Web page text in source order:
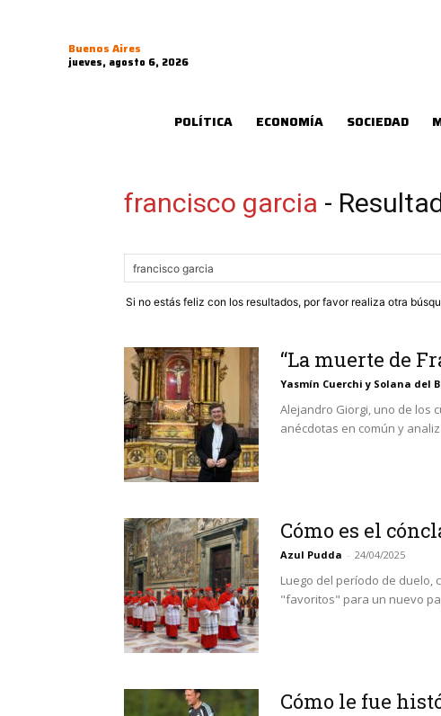
Buenos Aires
jueves, agosto 6, 2026
POLÍTICA ECONOMÍA SOCIEDAD
francisco garcia -
Si no estás feliz con los resultados, por favor realiza otra
“La muerte de
Yasmín Cuerchi y Solana del
Alejandro Giorgi, uno de los
anécdotas en común y
Cómo es el
Azul Pudda - 24/04/2025
Luego del período de duelo,
"favoritos" para un nuevo
Cómo le fue